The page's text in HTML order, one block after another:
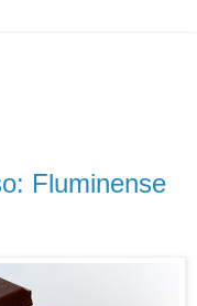
Fluminense